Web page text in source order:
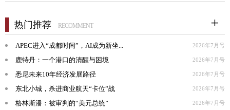
热门推荐 RECOMMENT
APEC进入“成都时间”，AI成为新坐... 2026年7月号
鹿特丹：一个港口的清醒与困境 2026年7月号
悉尼未来10年经济发展路径 2026年7月号
东北小城，杀进商业航天“卡位”战 2026年7月号
格林斯潘：被审判的“美元总统” 2026年7月号